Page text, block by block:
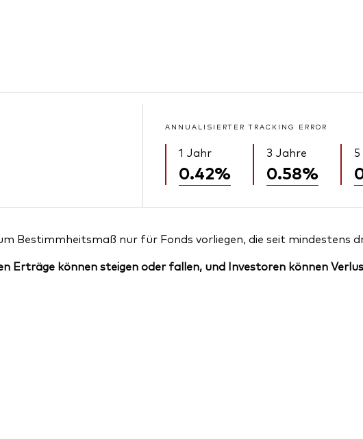
ANNUALISIERTER TRACKING ERROR
1 Jahr
0.42%
3 Jahre
0.58%
Bestimmheitsmaß nur für Fonds vorliegen, die seit mindestens
Erträge können steigen oder fallen, und Investoren können